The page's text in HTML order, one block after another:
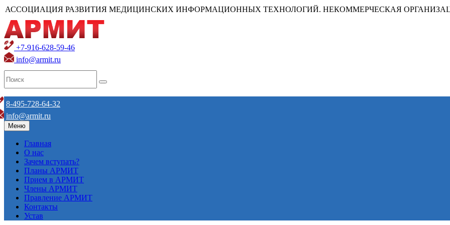
АССОЦИАЦИЯ РАЗВИТИЯ МЕДИЦИНСКИХ ИНФОРМАЦИОННЫХ ТЕХНОЛОГИЙ. НЕКОММЕРЧЕСКАЯ
+7-916-628-59-46
info@armit.ru
8-495-728-64-32
info@armit.ru
Меню
Главная
О нас
Зачем вступать?
Планы АРМИТ
Прием в АРМИТ
Члены АРМИТ
Правление АРМИТ
Контакты
Устав